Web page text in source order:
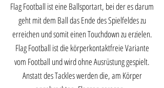
Flag Football ist eine Ballsportart, bei der es darum
geht mit dem Ball das Ende des Spielfeldes zu
erreichen und somit einen Touchdown zu erzielen.
Flag Football ist die körperkontaktfreie Variante
vom Football und wird ohne Ausrüstung gespielt.
Anstatt des Tackles werden die, am Körper